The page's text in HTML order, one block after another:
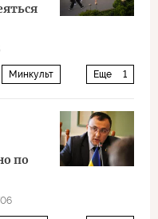
Еще 1
Минкульт
по